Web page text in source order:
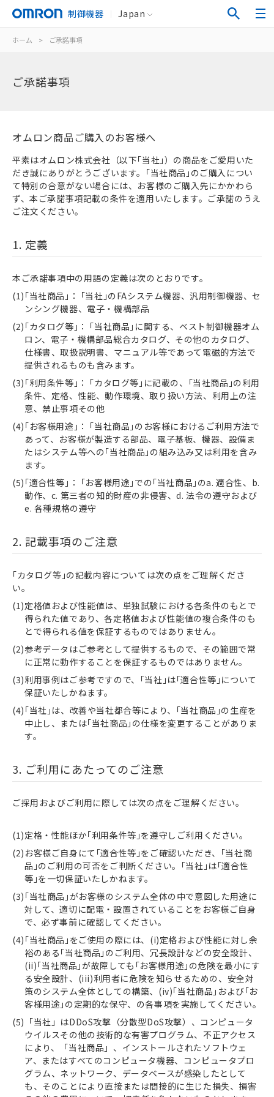
制御機器 Japan
ホーム > ご承諾事項
ご承諾事項
オムロン商品ご購入のお客様へ
平素はオムロン株式会社（以下｢当社｣）の商品をご愛用いた
だき誠にありがとうございます。｢当社商品｣のご購入につい
て特別の合意がない場合には、お客様のご購入先にかかわら
ず、本ご承諾事項記載の条件を適用いたします。ご承諾のうえ
ご注文ください。
1. 定義
本ご承諾事項中の用語の定義は次のとおりです。
｢当社商品｣： ｢当社｣のFAシステム機器、汎用制御機器、セ
ンシング機器、電子・機構部品
｢カタログ等｣： ｢当社商品｣に関する、ベスト制御機器オム
ロン、電子・機構部品総合カタログ、その他のカタログ、
仕様書、取扱説明書、マニュアル等であって電磁的方法で
提供されるものも含みます。
｢利用条件等｣： ｢カタログ等｣に記載の、｢当社商品｣の利用
条件、定格、性能、動作環境、取り扱い方法、利用上の注
意、禁止事項その他
｢お客様用途｣： ｢当社商品｣のお客様におけるご利用方法で
あって、お客様が製造する部品、電子基板、機器、設備ま
たはシステム等への｢当社商品｣の組み込み又は利用を含み
ます。
｢適合性等｣： ｢お客様用途｣での｢当社商品｣のa. 適合性、b.
動作、c. 第三者の知的財産の非侵害、d. 法令の遵守および
e. 各種規格の遵守
2. 記載事項のご注意
｢カタログ等｣の記載内容については次の点をご理解くださ
い。
定格値および性能値は、単独試験における各条件のもとで
得られた値であり、各定格値および性能値の複合条件のも
とで得られる値を保証するものではありません。
参考データはご参考として提供するもので、その範囲で常
に正常に動作することを保証するものではありません。
利用事例はご参考ですので、｢当社｣は｢適合性等｣について
保証いたしかねます。
｢当社｣は、改善や当社都合等により、｢当社商品｣の生産を
中止し、または｢当社商品｣の仕様を変更することがありま
す。
3. ご利用にあたってのご注意
ご採用およびご利用に際しては次の点をご理解ください。
定格・性能ほか｢利用条件等｣を遵守しご利用ください。
お客様ご自身にて｢適合性等｣をご確認いただき、｢当社商
品｣のご利用の可否をご判断ください。｢当社｣は｢適合性
等｣を一切保証いたしかねます。
｢当社商品｣がお客様のシステム全体の中で意図した用途に
対して、適切に配電・設置されていることをお客様ご自身
で、必ず事前に確認してください。
｢当社商品｣をご使用の際には、(i)定格および性能に対し余
裕のある｢当社商品｣のご利用、冗長設計などの安全設計、
(ii)｢当社商品｣が故障しても｢お客様用途｣の危険を最小にす
る安全設計、(iii)利用者に危険を知らせるための、安全対
策のシステム全体としての構築、(iv)｢当社商品｣および｢お
客様用途｣の定期的な保守、の各事項を実施してください。
「当社」はDDoS攻撃（分散型DoS攻撃）、コンピュータ
ウイルスその他の技術的な有害プログラム、不正アクセス
により、「当社商品」、インストールされたソフトウェ
ア、またはすべてのコンピュータ機器、コンピュータプロ
グラム、ネットワーク、データベースが感染したとして
も、そのことにより直接または間接的に生じた損失、損害